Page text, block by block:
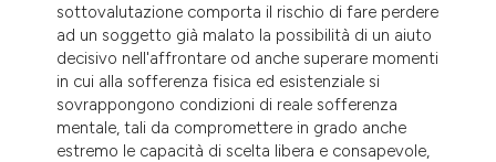
sottovalutazione comporta il rischio di fare perdere
ad un soggetto già malato la possibilità di un aiuto
decisivo nell'affrontare od anche superare momenti
in cui alla sofferenza fisica ed esistenziale si
sovrappongono condizioni di reale sofferenza
mentale, tali da compromettere in grado anche
estremo le capacità di scelta libera e consapevole,